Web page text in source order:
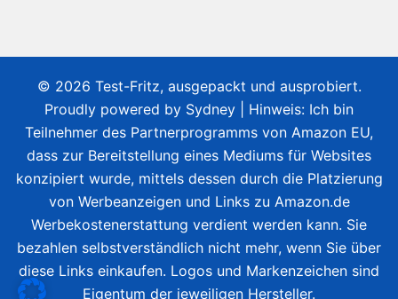
© 2026 Test-Fritz, ausgepackt und ausprobiert.
Proudly powered by Sydney | Hinweis: Ich bin
Teilnehmer des Partnerprogramms von Amazon EU,
dass zur Bereitstellung eines Mediums für Websites
konzipiert wurde, mittels dessen durch die Platzierung
von Werbeanzeigen und Links zu Amazon.de
Werbekostenerstattung verdient werden kann. Sie
bezahlen selbstverständlich nicht mehr, wenn Sie über
diese Links einkaufen. Logos und Markenzeichen sind
Eigentum der jeweiligen Hersteller.